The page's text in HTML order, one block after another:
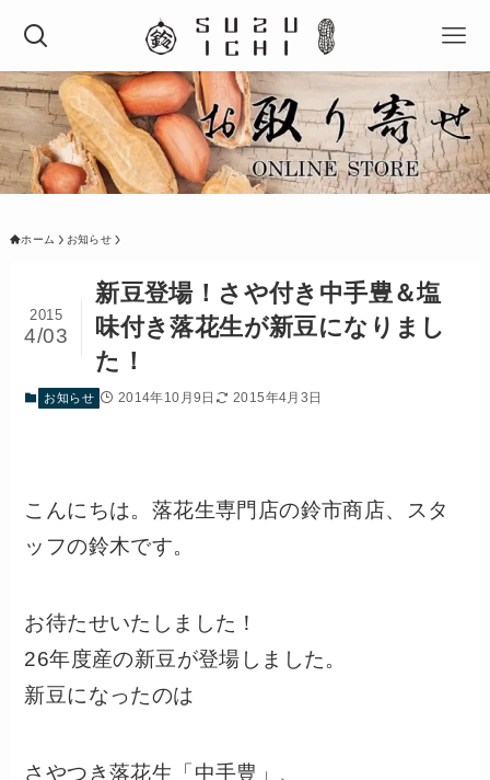
ホーム お知らせ
新豆登場！さや付き中手豊＆塩
味付き落花生が新豆になりまし
た！
2015
4/03
お知らせ 2014年10月9日 2015年4月3日
こんにちは。落花生専門店の鈴市商店、スタ
ッフの鈴木です。
お待たせいたしました！
26年度産の新豆が登場しました。
新豆になったのは
さやつき落花生「中手豊」、